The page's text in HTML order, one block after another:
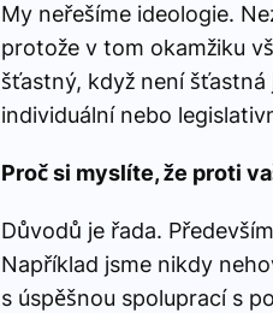
My neřešíme ideologie.
protože v tom okamžiku
šťastný, když není
individuální nebo
Proč si myslíte, že proti
Důvodů je řada.
Například jsme nikdy
s úspěšnou spoluprací s